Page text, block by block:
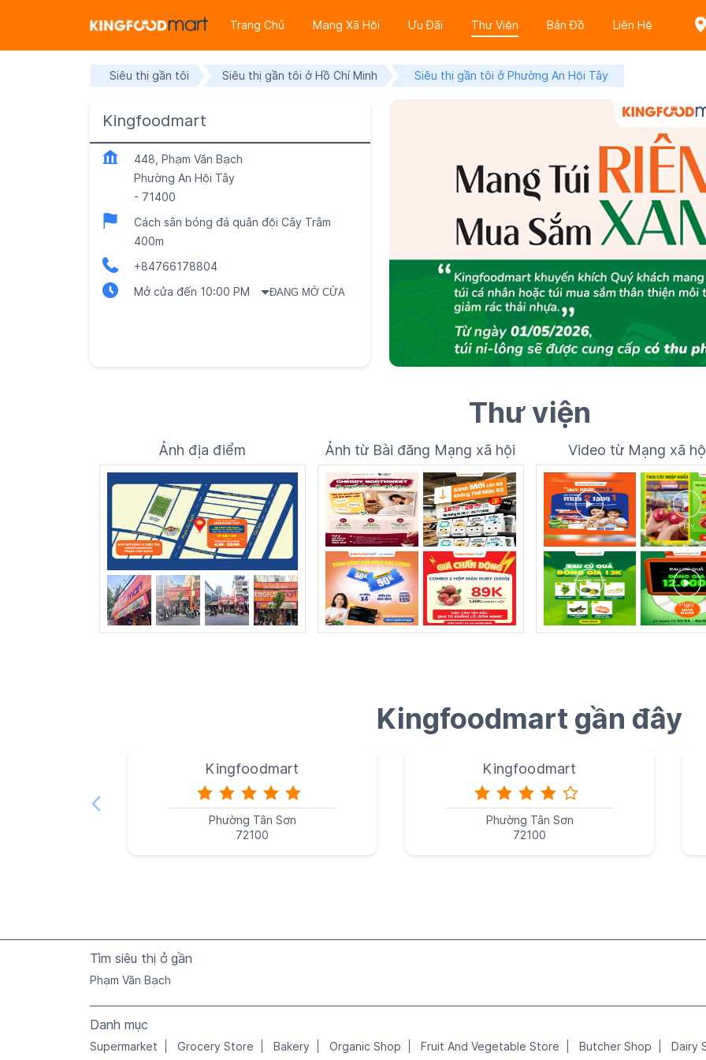
Trang Chủ Mạng Xã Hội Ưu Đãi Thư Viện Bản Đồ Liên Hệ
Siêu thị gần tôi Siêu thị gần tôi ở Hồ Chí Minh Siêu thị gần tôi ở Phường An Hội Tây
Kingfoodmart
448, Phạm Văn Bạch
Phường An Hội Tây
- 71400
Cách sân bóng đá quân đội Cây Trâm
400m
+84766178804
Mở cửa đến 10:00 PM
ĐANG MỞ CỬA
Thư viện
Ảnh địa điểm Ảnh từ Bài đăng Mạng xã hội Video từ Mạng xã
Kingfoodmart gần đây
Kingfoodmart
Phường Tân Sơn
72100
Kingfoodmart
Phường Tân Sơn
72100
Tìm siêu thị ở gần
Phạm Văn Bạch
Danh mục
Supermarket Grocery Store Bakery Organic Shop Fruit And Vegetable Store Butcher Shop Dairy